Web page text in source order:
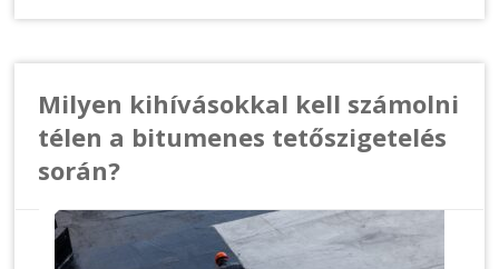
Milyen kihívásokkal kell számolni
télen a bitumenes tetőszigetelés
során?